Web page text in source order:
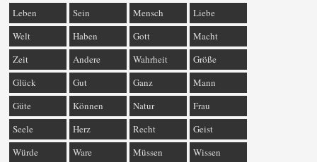
Leben Sein Mensch
Liebe
Welt
Haben Gott
Macht
Zeit
Andere Wahrheit
Größe
Glück
Gut Ganz
Mann
Güte
Können Natur
Frau
Seele
Herz Recht
Geist
Würde
Ware Müssen Wissen